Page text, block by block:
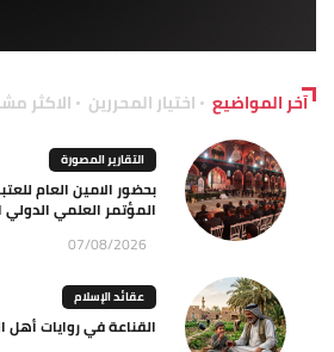
آخر المواضيع اختيار المحررين الاكثر
التقارير المصورة
بحضور الامين العام
المؤتمر العلمي الدولي
07/08/2026
عقائد الإسلام
القناعة في روايات أهل